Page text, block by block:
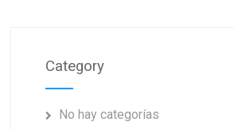
Category
No hay categorías